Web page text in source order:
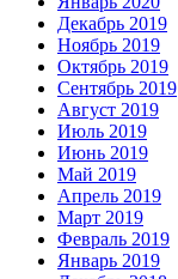
Декабрь 2019
Ноябрь 2019
Октябрь 2019
Сентябрь 2019
Август 2019
Июль 2019
Июнь 2019
Май 2019
Апрель 2019
Март 2019
Февраль 2019
Январь 2019